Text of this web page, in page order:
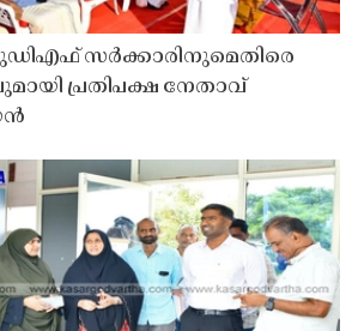
സർക്കാരിനുമെതിരെ
പ്രതിപക്ഷ നേതാവ്